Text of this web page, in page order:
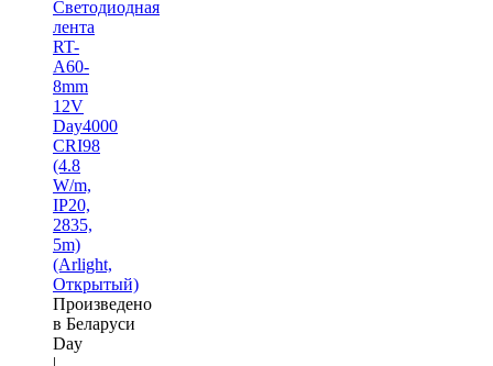
Светодиодная
лента
RT-
A60-
8mm
12V
Day4000
CRI98
(4.8
W/m,
IP20,
2835,
5m)
(Arlight,
Открытый)
Произведено
в Беларуси
Day